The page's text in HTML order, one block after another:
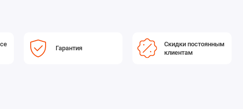
Гарантия
Скидки постоянным
клиентам